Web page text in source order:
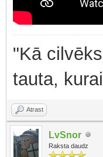
"Kā
tauta,
Atrast
LvSnor
Raksta daudz